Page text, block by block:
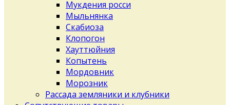
Мукдения росси
Мыльнянка
Скабиоза
Клопогон
Хауттюйния
Копытень
Мордовник
Морозник
Рассада земляники и клубники